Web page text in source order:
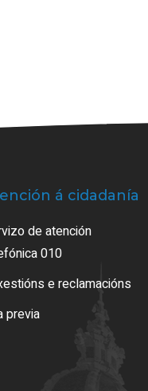
á cidadanía
de atención
010
e reclamacións
previa